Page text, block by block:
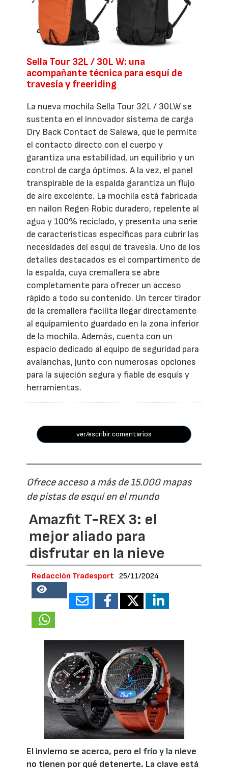
Sella Tour 32L / 30L W: una
acompañante técnica para esquí de
travesía y freeriding
La nueva mochila Sella Tour 32L / 30LW se
sustenta en el innovador sistema de carga
Dry Back Contact de Salewa, que le permite
el contacto directo con el cuerpo y
garantiza una estabilidad, un equilibrio y un
control de carga óptimos. A la vez, el panel
transpirable de la espalda garantiza un flujo
de aire excelente. La mochila está fabricada
en nailon Regen Robic duradero, repelente al
agua y 100% reciclado, y presenta una serie
de características específicas para cubrir las
necesidades del esquí de travesía. Uno de los
detalles destacados es el compartimento de
la espalda, cuya cremallera se abre
completamente para ofrecer un acceso
rápido a todo su contenido. Un tercer tirador
de la cremallera facilita llegar directamente
al equipamiento guardado en la zona inferior
de la mochila. Además, cuenta con un
espacio dedicado al equipo de seguridad para
avalanchas, junto con numerosas opciones
para la sujeción segura y fiable de esquís y
herramientas.
ver/escribir comentarios
Ofrece acceso a más de 15.000 mapas
de pistas de esquí en el mundo
Amazfit T-REX 3: el
mejor aliado para
disfrutar en la nieve
Redacción Tradesport 25/11/2024
56834
El invierno se acerca, pero el frío y la nieve
no tienen por qué detenerte. La clave está